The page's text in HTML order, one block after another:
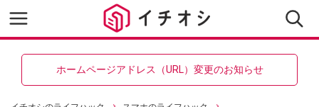
ホームページアドレス（URL）変更のお知らせ